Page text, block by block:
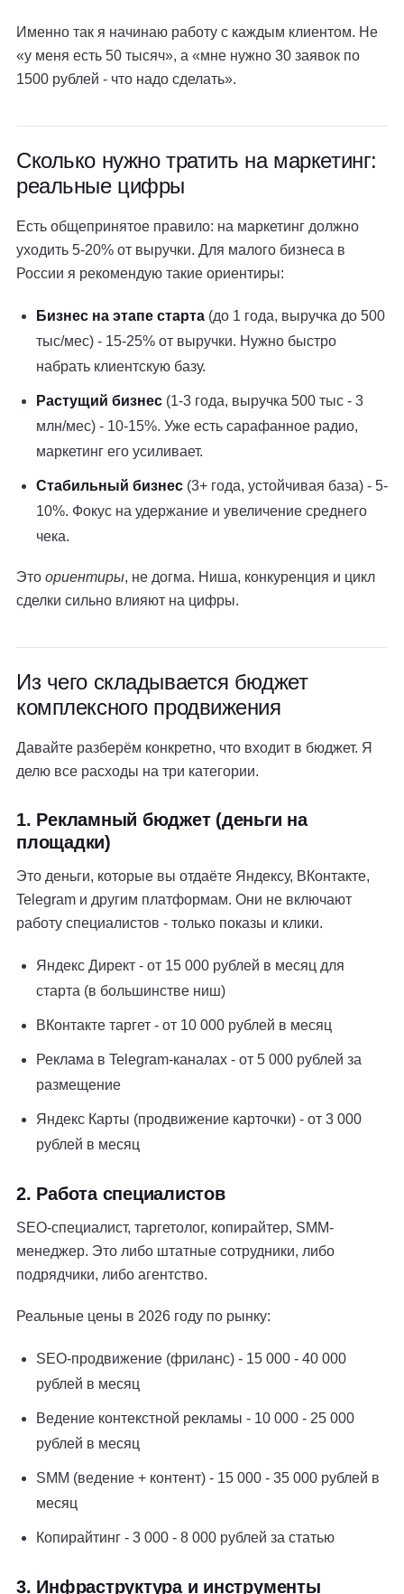
Именно так я начинаю работу с каждым клиентом. Не
«у меня есть 50 тысяч», а «мне нужно 30 заявок по
1500 рублей - что надо сделать».
Сколько нужно тратить на маркетинг:
реальные цифры
Есть общепринятое правило: на маркетинг должно
уходить 5-20% от выручки. Для малого бизнеса в
России я рекомендую такие ориентиры:
Бизнес на этапе старта (до 1 года, выручка до 500
тыс/мес) - 15-25% от выручки. Нужно быстро
набрать клиентскую базу.
Растущий бизнес (1-3 года, выручка 500 тыс - 3
млн/мес) - 10-15%. Уже есть сарафанное радио,
маркетинг его усиливает.
Стабильный бизнес (3+ года, устойчивая база) - 5-
10%. Фокус на удержание и увеличение среднего
чека.
Это ориентиры, не догма. Ниша, конкуренция и цикл
сделки сильно влияют на цифры.
Из чего складывается бюджет
комплексного продвижения
Давайте разберём конкретно, что входит в бюджет. Я
делю все расходы на три категории.
1. Рекламный бюджет (деньги на
площадки)
Это деньги, которые вы отдаёте Яндексу, ВКонтакте,
Telegram и другим платформам. Они не включают
работу специалистов - только показы и клики.
Яндекс Директ - от 15 000 рублей в месяц для
старта (в большинстве ниш)
ВКонтакте таргет - от 10 000 рублей в месяц
Реклама в Telegram-каналах - от 5 000 рублей за
размещение
Яндекс Карты (продвижение карточки) - от 3 000
рублей в месяц
2. Работа специалистов
SEO-специалист, таргетолог, копирайтер, SMM-
менеджер. Это либо штатные сотрудники, либо
подрядчики, либо агентство.
Реальные цены в 2026 году по рынку:
SEO-продвижение (фриланс) - 15 000 - 40 000
рублей в месяц
Ведение контекстной рекламы - 10 000 - 25 000
рублей в месяц
SMM (ведение + контент) - 15 000 - 35 000 рублей в
месяц
Копирайтинг - 3 000 - 8 000 рублей за статью
3. Инфраструктура и инструменты